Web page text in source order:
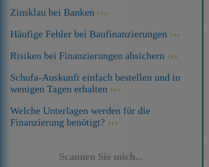
Zinsklau bei Banken
Häufige Fehler bei Baufinanzierungen
Risiken bei Finanzierungen absichern
Schufa-Auskunft einfach bestellen und in
wenigen Tagen erhalten
Welche Unterlagen werden für die
Finanzierung benötigt?
Scannen Sie mich...